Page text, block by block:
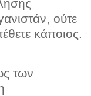
ούτε
κάποιος.
των